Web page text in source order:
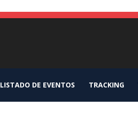
LISTADO DE EVENTOS TRACKING